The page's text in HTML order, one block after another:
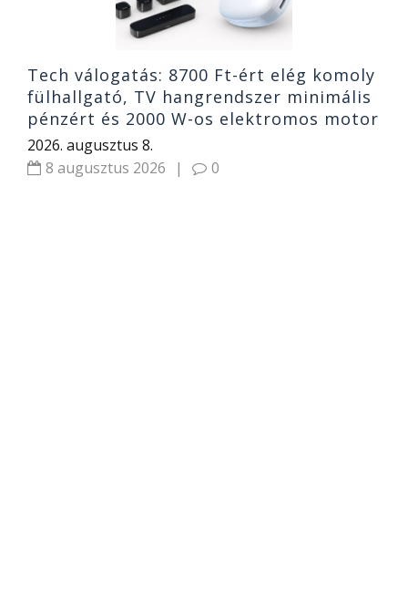
Tech válogatás: 8700 Ft-ért elég komoly
fülhallgató, TV hangrendszer minimális
pénzért és 2000 W-os elektromos motor
2026. augusztus 8.
8 augusztus 2026
| 0